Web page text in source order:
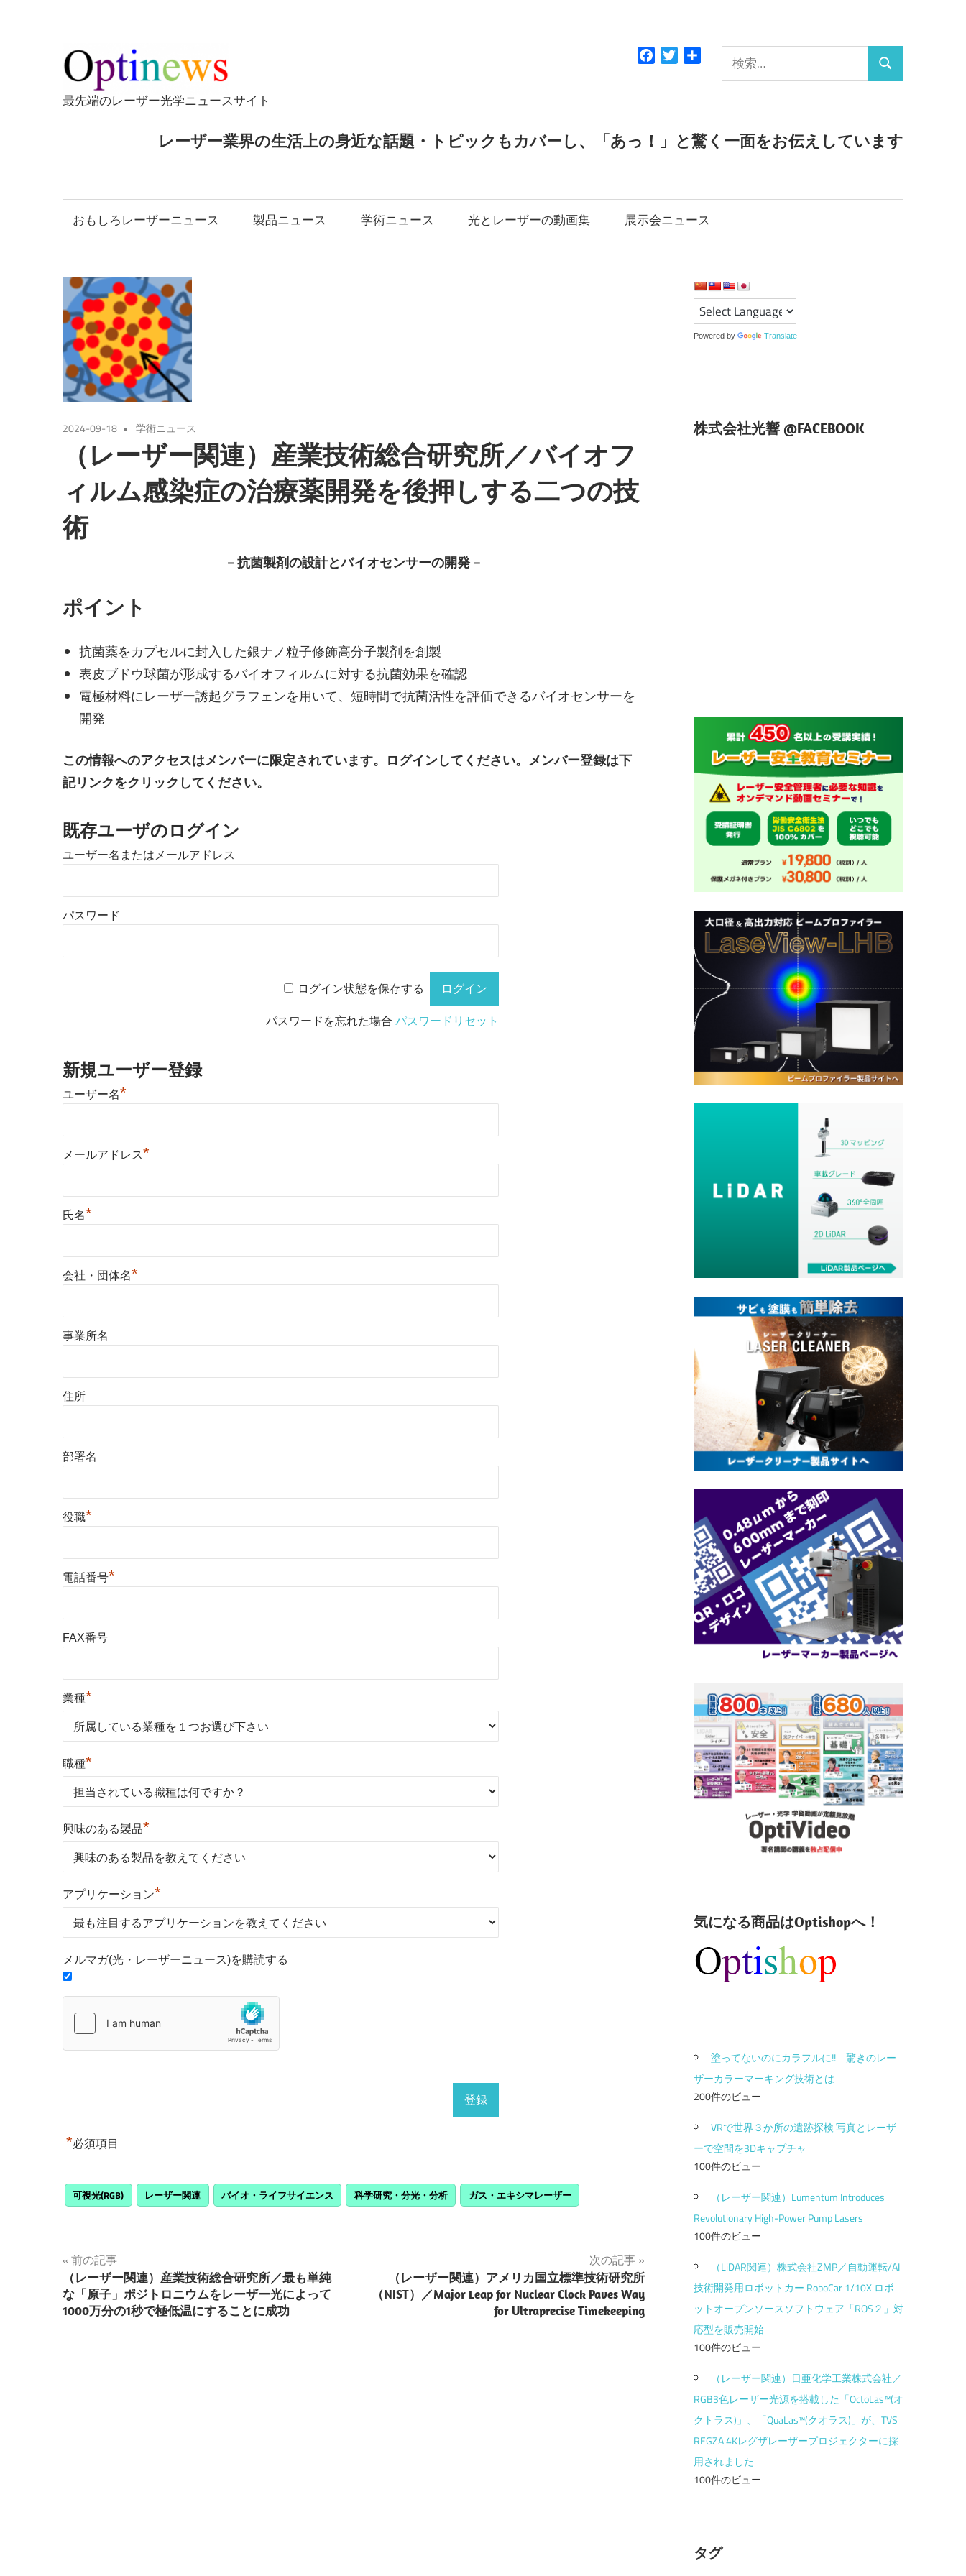
テ
ン
ツ
プ
最先端のレーザー光学ニュースサイト
索:
検
Facebook
Twitter
レーザー業界の生活上の身近な話題・トピックもカバーし、「あっ！」と驚く一面をお伝えしています
おもしろレーザーニュース 製品ニュース 学術ニュース 光とレーザーの動画集 展示会ニュース
2024-09-18 学術ニュース
（レーザー関連）産業技術総合研究所／バイオフ
ィルム感染症の治療薬開発を後押しする二つの技
術
－抗菌製剤の設計とバイオセンサーの開発－
ポイント
抗菌薬をカプセルに封入した銀ナノ粒子修飾高分子製剤を創製
表皮ブドウ球菌が形成するバイオフィルムに対する抗菌効果を確認
電極材料にレーザー誘起グラフェンを用いて、短時間で抗菌活性を評価できるバイオセンサーを
開発
この情報へのアクセスはメンバーに限定されています。ログインしてください。メンバー登録は下
記リンクをクリックしてください。
既存ユーザのログイン
ユーザー名またはメールアドレス
パスワード
ログイン状態を保存する
パスワードを忘れた場合パスワードリセット
新規ユーザー登録
ユーザー名*
メールアドレス*
氏名*
会社・団体名*
事業所名
住所
部署名
役職*
電話番号*
FAX番号
業種*
職種*
興味のある製品*
アプリケーション*
メルマガ(光・レーザーニュース)を購読する
*必須項目
可視光(RGB) レーザー関連 バイオ・ライフサイエンス 科学研究・分光・分析 ガス・エキシマレーザー
投
稿
ナ
前の記事
（レーザー関連）産業技術総合研究所／最も単純
な「原子」ポジトロニウムをレーザー光によって
1000万分の1秒で極低温にすることに成功
次の記事
（レーザー関連）アメリカ国立標準技術研究所
（NIST）／Major Leap for Nuclear Clock Paves Way
for Ultraprecise Timekeeping
Powered by Translate
株式会社光響 @FACEBOOK
気になる商品はOptishopへ！
塗ってないのにカラフルに!! 驚きのレー
ザーカラーマーキング技術とは
200件のビュー
VRで世界３か所の遺跡探検 写真とレーザ
ーで空間を3Dキャプチャ
100件のビュー
（レーザー関連）Lumentum Introduces
Revolutionary High-Power Pump Lasers
100件のビュー
（LiDAR関連）株式会社ZMP／自動運転/AI
技術開発用ロボットカー RoboCar 1/10X ロボ
ットオープンソースソフトウェア「ROS２」対
応型を販売開始
100件のビュー
（レーザー関連）日亜化学工業株式会社／
RGB3色レーザー光源を搭載した「OctoLas™(オ
クトラス)」、「QuaLas™(クオラス)」が、TVS
REGZA 4Kレグザレーザープロジェクターに採
用されました
100件のビュー
タグ